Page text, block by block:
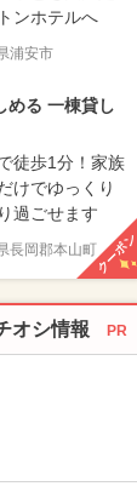
ンホテルへ
浦安市
める 一棟貸し
徒歩1分！家族
けでゆっくり
過ごせます
長岡郡本山町クーポン
オシ情報 PR